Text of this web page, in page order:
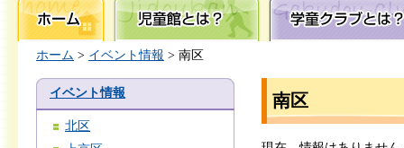
ホーム > イベント情報 > 南区
イベント情報
北区
南区